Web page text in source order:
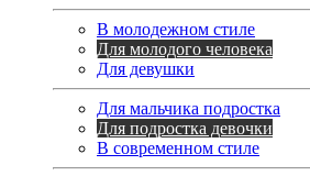
В молодежном стиле
Для молодого человека
Для девушки
Для мальчика подростка
Для подростка девочки
В современном стиле